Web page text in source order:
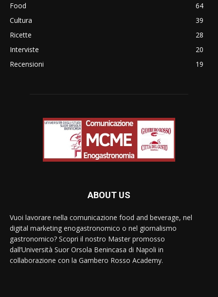
Food
64
Cultura
39
Ricette
28
Interviste
20
Recensioni
19
ABOUT US
Vuoi lavorare nella comunicazione food and beverage, nel
digital marketing enogastronomico o nel giornalismo
gastronomico? Scopri il nostro Master promosso
dall’Università Suor Orsola Benincasa di Napoli in
collaborazione con la Gambero Rosso Academy.